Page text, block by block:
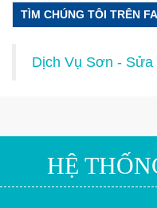
TÌM CHÚNG TÔI TRÊN
Dịch Vụ Sơn - Sửa
HỆ